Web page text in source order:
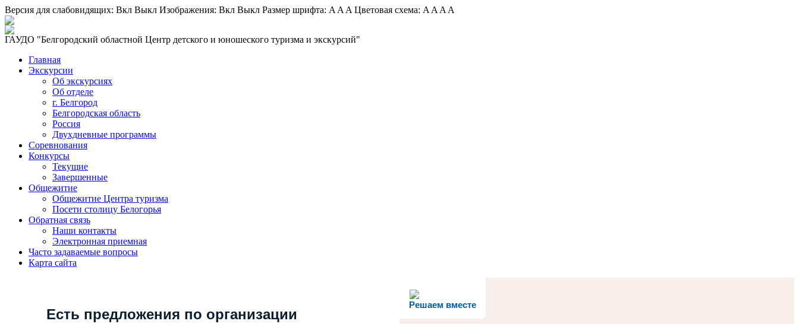
Версия для слабовидящих: Вкл Выкл Изображения: Вкл Выкл Размер шрифта: A A A Цветовая схема: A A A A
ГАУДО "Белгородский областной Центр детского и юношеского туризма и экскурсий"
Главная
Экскурсии
Об экскурсиях
Об отделе
г. Белгород
Белгородская область
Россия
Двухдневные программы
Соревнования
Конкурсы
Текущие
Завершенные
Общежитие
Общежитие Центра туризма
Посети столицу Белогорья
Обратная связь
Наши контакты
Электронная приемная
Часто задаваемые вопросы
Карта сайта
Решаем вместе
Есть предложения по организации